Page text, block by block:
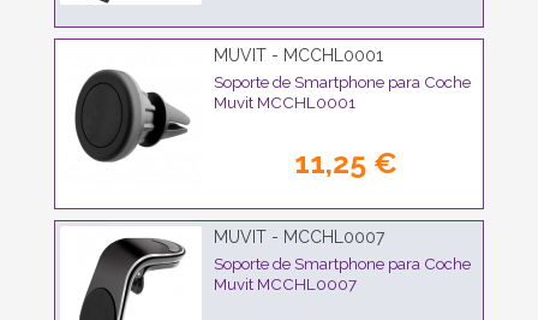
MUVIT - MCCHL0001
Soporte de Smartphone para Coche
Muvit MCCHL0001
11,25 €
MUVIT - MCCHL0007
Soporte de Smartphone para Coche
Muvit MCCHL0007